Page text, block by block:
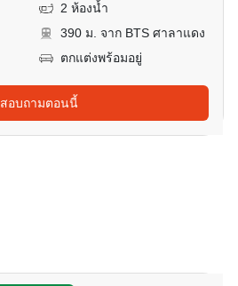
2 ห้องน้ำ
390 ม. จาก BTS ศาลาแดง
ตกแต่งพร้อมอยู่
สอบถามตอนนี้